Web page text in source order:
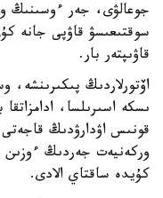
جوعالۋى، جەر ءوسىنىڭ
سوقتىعىسۋ قاۋپى جانە
قاۋىپتەر بار.
اۆتورلاردىڭ
ىسكە اسىرىلسا،
قونىس اۋدارۋدىڭ
وركەنيەت جەردىڭ ءوزىن
كۇيدە ساقتاي الادى.